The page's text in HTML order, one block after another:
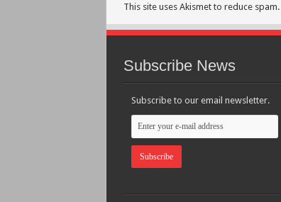
This site uses Akismet to reduce spam.
Subscribe News
Subscribe to our email newsletter.